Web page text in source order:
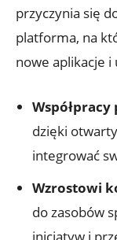
przyczynia⁤ się
platforma, na
‍nowe aplikacje i
‍dzięki
integrować⁤
Wzrostowi
do zasobów